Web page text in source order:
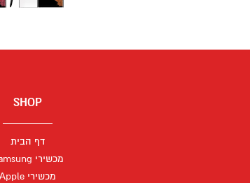
SHOP
דף הבית
מכשירי Samsung
מכשירי Apple